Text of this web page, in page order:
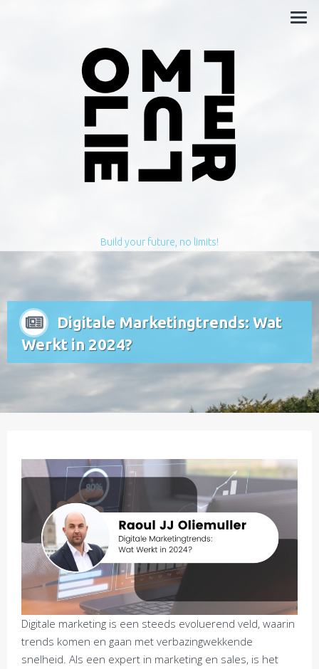
Build your future, no limits!
Digitale Marketingtrends: Wat
Werkt in 2024?
Digitale marketing is een steeds evoluerend veld, waarin
trends komen en gaan met verbazingwekkende
snelheid. Als een expert in marketing en sales, is het